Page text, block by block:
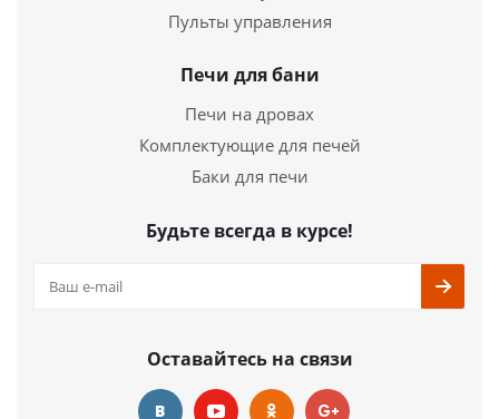
ПЕЧЬ-КАМИН ВЕЗУВИЙ ПК-01(270) С ПЛИТОЙ
БЕЖЕВЫЙ
35 990 руб.
Пульты управления
Печи для бани
Печи на дровах
Комплектующие для печей
Баки для печи
Будьте всегда в курсе!
Оставайтесь на связи